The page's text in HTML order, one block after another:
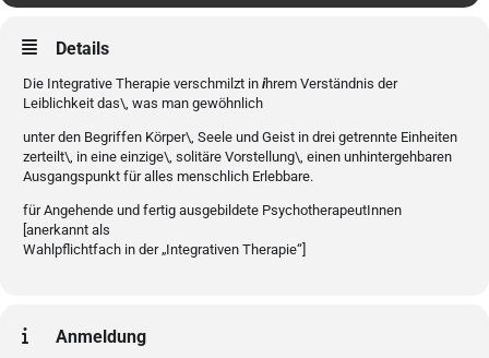
Details
Die Integrative Therapie verschmilzt in ihrem Verständnis der
Leiblichkeit das\, was man gewöhnlich
unter den Begriffen Körper\, Seele und Geist in drei getrennte Einheiten
zerteilt\, in eine einzige\, solitäre Vorstellung\, einen unhintergehbaren
Ausgangspunkt für alles menschlich Erlebbare.
für Angehende und fertig ausgebildete PsychotherapeutInnen
[anerkannt als
Wahlpflichtfach in der „Integrativen Therapie“]
Anmeldung